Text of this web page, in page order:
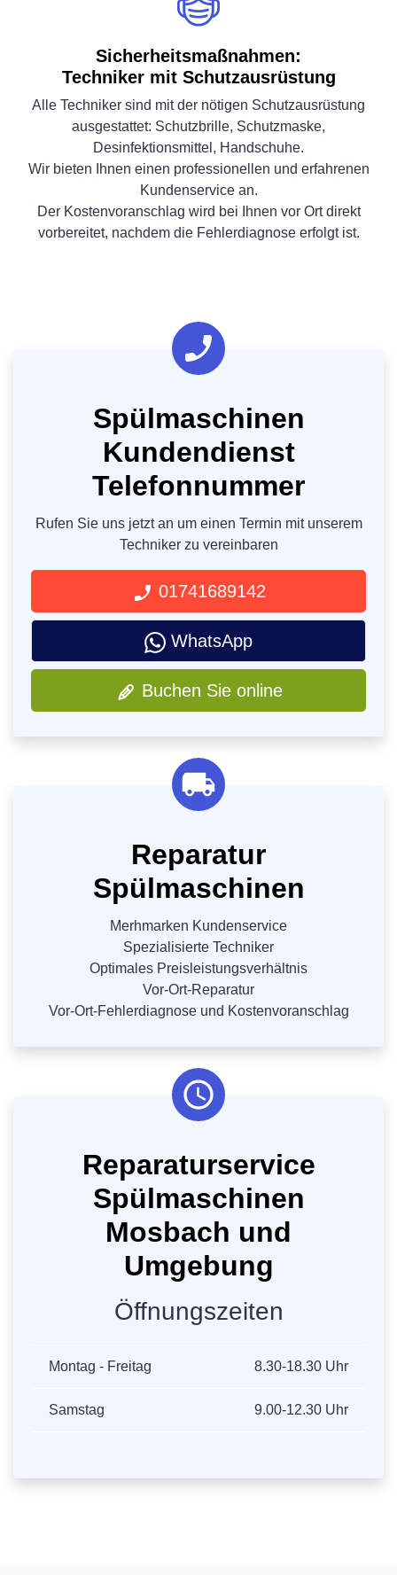
Sicherheitsmaßnahmen:
Techniker mit Schutzausrüstung
Alle Techniker sind mit der nötigen Schutzausrüstung
ausgestattet: Schutzbrille, Schutzmaske,
Desinfektionsmittel, Handschuhe.
Wir bieten Ihnen einen professionellen und erfahrenen
Kundenservice an.
Der Kostenvoranschlag wird bei Ihnen vor Ort direkt
vorbereitet, nachdem die Fehlerdiagnose erfolgt ist.
Spülmaschinen
Kundendienst
Telefonnummer
Rufen Sie uns jetzt an um einen Termin mit unserem
Techniker zu vereinbaren
01741689142
WhatsApp
Buchen Sie online
Reparatur
Spülmaschinen
Merhmarken Kundenservice
Spezialisierte Techniker
Optimales Preisleistungsverhältnis
Vor-Ort-Reparatur
Vor-Ort-Fehlerdiagnose und Kostenvoranschlag
Reparaturservice
Spülmaschinen
Mosbach und
Umgebung
Öffnungszeiten
Montag - Freitag 8.30-18.30 Uhr
Samstag 9.00-12.30 Uhr